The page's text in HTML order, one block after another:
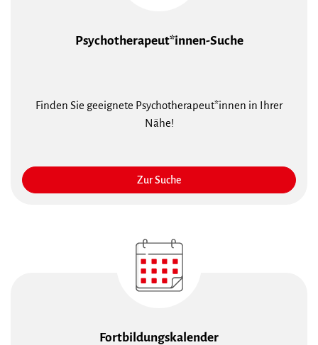
Psychotherapeut*innen-Suche
Finden Sie geeignete Psychotherapeut*innen in Ihrer
Nähe!
Zur Suche
Fortbildungskalender